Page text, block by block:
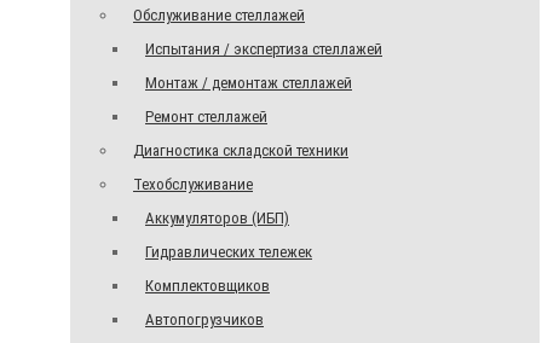
Обслуживание стеллажей
Испытания / экспертиза стеллажей
Монтаж / демонтаж стеллажей
Ремонт стеллажей
Диагностика складской техники
Техобслуживание
Аккумуляторов (ИБП)
Гидравлических тележек
Комплектовщиков
Автопогрузчиков